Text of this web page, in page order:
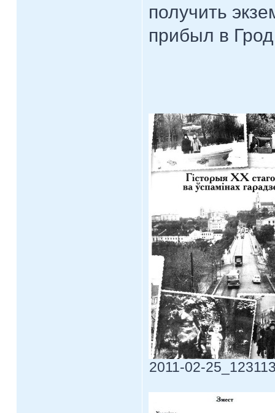
получить
прибыл в
2011-02-